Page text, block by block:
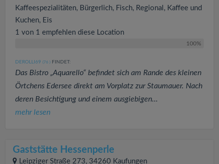
Kaffeespezialitäten, Bürgerlich, Fisch, Regional, Kaffee und
Kuchen, Eis
1 von 1 empfehlen diese Location
100%
DEROLLI69 (76 ) FINDET:
Das Bistro „Aquarello“ befindet sich am Rande des kleinen
Örtchens Edersee direkt am Vorplatz zur Staumauer. Nach
deren Besichtigung und einem ausgiebigen...
mehr lesen
Gaststätte Hessenperle
Leipziger Straße 273, 34260 Kaufungen